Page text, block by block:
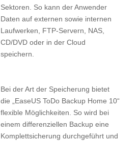
Sektoren. So kann der Anwender
Daten auf externen sowie internen
Laufwerken, FTP-Servern, NAS,
CD/DVD oder in der Cloud
speichern.
Bei der Art der Speicherung bietet
die „EaseUS ToDo Backup Home 10“
flexible Möglichkeiten. So wird bei
einem differenziellen Backup eine
Komplettsicherung durchgeführt und